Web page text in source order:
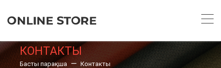
КОНТАКТЫ
Басты парақша Контакты